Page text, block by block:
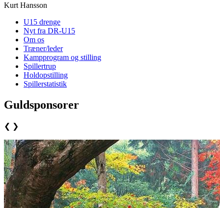
Kurt Hansson
U15 drenge
Nyt fra DR-U15
Om os
Træner/leder
Kampprogram og stilling
Spillertrup
Holdopstilling
Spillerstatistik
Guldsponsorer
❮ ❯